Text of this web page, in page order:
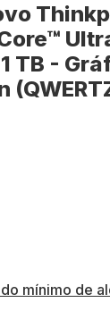
1 TB -
mínimo de